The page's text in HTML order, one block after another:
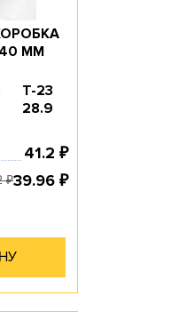
ММ
Т-23
28.9
41.2 ₽
₽39.96 ₽